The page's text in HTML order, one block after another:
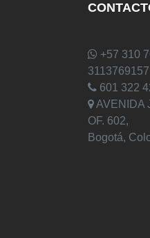
+57 310
3113769157
601 322
AVENIDA
OF. 602,
Bogotá,